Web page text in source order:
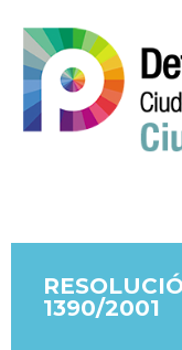
1390/2001